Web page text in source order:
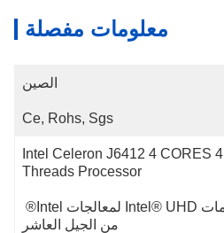
معلومات مفصلة
الصين
Ce, Rohs, Sgs
Intel Celeron J6412 4 CORES 4
Threads Processor
رسومات Intel® UHD لمعالجات Intel®
من الجيل العاشر